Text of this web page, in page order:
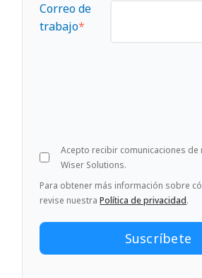
Correo de
trabajo*
Acepto recibir comunicaciones de
Wiser Solutions.
Para obtener más información sobre
revise nuestraPolítica de privacidad.